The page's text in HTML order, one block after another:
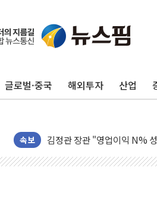
글로벌·중국 해외투자 산업
속보
구광모, 내주 실리콘밸리서
김정관 장관 "영업이익 N%
뉴욕증시 프리뷰, 미 주가선
금값 7주 만에 최고…美 고
[인도증시] 중동 긴장 완화